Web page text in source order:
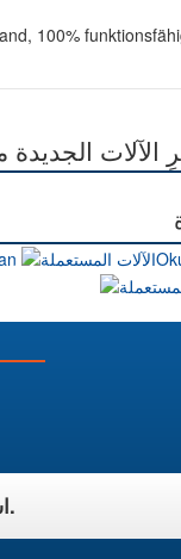
100%
الآلات
اشترك في نشرتنا الإخبارية.